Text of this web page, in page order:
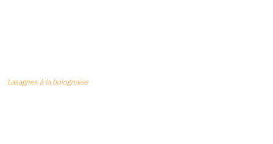
Lasagnes à la bolognaise